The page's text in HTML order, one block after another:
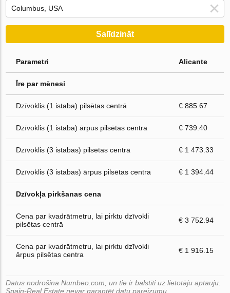
Salīdzināt
Parametri Alicante
Īre par mēnesi
Dzīvoklis (1 istaba) pilsētas centrā € 885.67
Dzīvoklis (1 istaba) ārpus pilsētas centra € 739.40
Dzīvoklis (3 istabas) pilsētas centrā € 1 473.33
Dzīvoklis (3 istabas) ārpus pilsētas centra € 1 394.44
Dzīvokļa pirkšanas cena
Cena par kvadrātmetru, lai pirktu dzīvokli
pilsētas centrā
€ 3 752.94
Cena par kvadrātmetru, lai pirktu dzīvokli
ārpus pilsētas centra
€ 1 916.15
Datus nodrošina Numbeo.com, un tie ir balstīti uz lietotāju aptauju.
Spain-Real.Estate nevar garantēt datu pareizumu.